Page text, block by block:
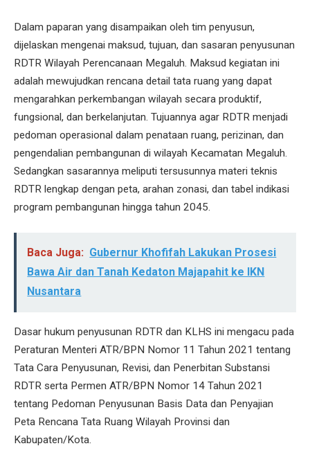
Dalam paparan yang disampaikan oleh tim penyusun,
dijelaskan mengenai maksud, tujuan, dan sasaran penyusunan
RDTR Wilayah Perencanaan Megaluh. Maksud kegiatan ini
adalah mewujudkan rencana detail tata ruang yang dapat
mengarahkan perkembangan wilayah secara produktif,
fungsional, dan berkelanjutan. Tujuannya agar RDTR menjadi
pedoman operasional dalam penataan ruang, perizinan, dan
pengendalian pembangunan di wilayah Kecamatan Megaluh.
Sedangkan sasarannya meliputi tersusunnya materi teknis
RDTR lengkap dengan peta, arahan zonasi, dan tabel indikasi
program pembangunan hingga tahun 2045.
Baca Juga: Gubernur Khofifah Lakukan Prosesi
Bawa Air dan Tanah Kedaton Majapahit ke IKN
Nusantara
Dasar hukum penyusunan RDTR dan KLHS ini mengacu pada
Peraturan Menteri ATR/BPN Nomor 11 Tahun 2021 tentang
Tata Cara Penyusunan, Revisi, dan Penerbitan Substansi
RDTR serta Permen ATR/BPN Nomor 14 Tahun 2021
tentang Pedoman Penyusunan Basis Data dan Penyajian
Peta Rencana Tata Ruang Wilayah Provinsi dan
Kabupaten/Kota.